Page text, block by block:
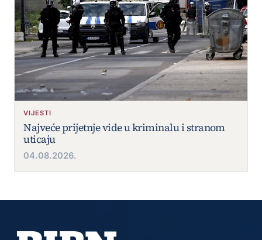
VIJESTI
Najveće prijetnje vide u kriminalu i stranom
uticaju
04.08.2026.